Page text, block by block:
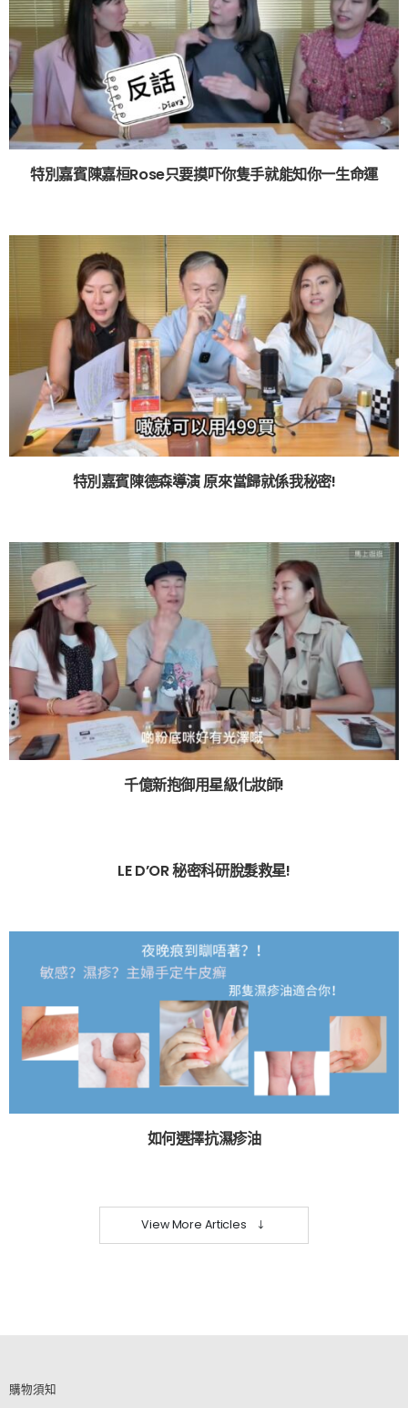
特別嘉賓陳嘉桓Rose只要摸吓你隻手就能知你一生命運
特別嘉賓陳德森導演 原來當歸就係我秘密!
千億新抱御用星級化妝師!
LE D’OR 秘密科研脫髮救星!
如何選擇抗濕疹油
View More Articles
購物須知